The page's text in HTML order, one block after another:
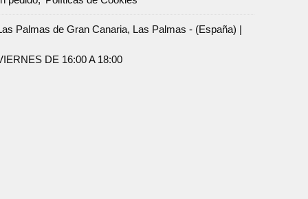
Palmas de Gran Canaria, Las Palmas - (España) |
DE 16:00 A 18:00